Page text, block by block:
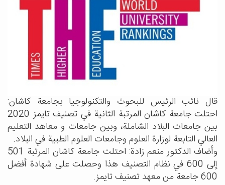
قال نائب الرئيس للبحوث والتكنولوجيا بجامعة كاشان:
احتلت جامعة كاشان المرتبة الثانية في تصنيف تايمز 2020
بين جامعات البلاد الشاملة، وبين جامعات و معاهد التعليم
العالي التابعة لوزارة العلوم وجامعات العلوم الطبية في البلاد.
وأضاف الدكتور منعم زادة: احتلت جامعة كاشان المرتبة 501
إلى 600 في نظام التصنيف هذا وحصلت على شهادة أفضل
600 جامعة من معهد تصنيف تايمز.